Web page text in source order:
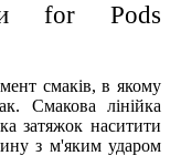
for Pods
смаків, в якому
Смакова лінійка
затяжок наситити
з м'яким ударом